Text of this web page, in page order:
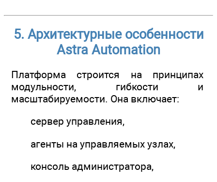
5. Архитектурные особенности
Astra Automation
Платформа строится на принципах
модульности, гибкости и
масштабируемости. Она включает:
сервер управления,
агенты на управляемых узлах,
консоль администратора,